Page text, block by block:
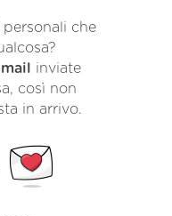
che
inviate
così non
in arrivo.